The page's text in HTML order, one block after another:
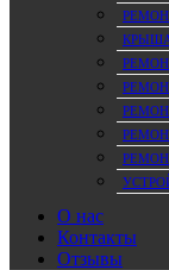
О нас
Контакты
Отзывы